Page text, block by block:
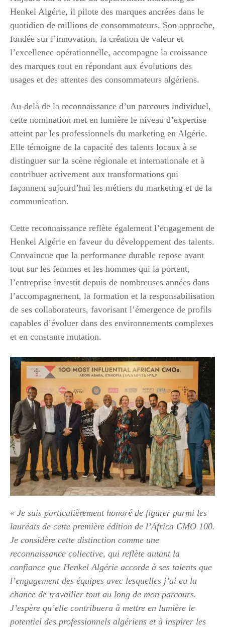
Henkel Algérie, il pilote des marques ancrées dans le
quotidien de millions de consommateurs. Son approche,
fondée sur l’innovation, la création de valeur et
l’excellence opérationnelle, accompagne la croissance
des marques tout en répondant aux évolutions des
usages et des attentes des consommateurs algériens.
Au-delà de la reconnaissance d’un parcours individuel,
cette nomination met en lumière le niveau d’expertise
atteint par les professionnels du marketing en Algérie.
Elle témoigne de la capacité des talents locaux à se
distinguer sur la scène régionale et internationale et à
contribuer activement aux transformations qui
façonnent aujourd’hui les métiers du marketing et de la
communication.
Cette reconnaissance reflète également l’engagement de
Henkel Algérie en faveur du développement des talents.
Convaincue que la performance durable repose avant
tout sur les femmes et les hommes qui la portent,
l’entreprise investit depuis de nombreuses années dans
l’accompagnement, la formation et la responsabilisation
de ses collaborateurs, favorisant l’émergence de profils
capables d’évoluer dans des environnements complexes
et en constante mutation.
« Je suis particulièrement honoré de figurer parmi les
lauréats de cette première édition de l’Africa CMO 100.
Je considère cette distinction comme une
reconnaissance collective, qui reflète autant la
confiance que Henkel Algérie accorde à ses talents que
l’engagement des équipes avec lesquelles j’ai eu la
chance de travailler tout au long de mon parcours.
J’espère qu’elle contribuera à mettre en lumière le
potentiel des professionnels algériens et à inspirer les